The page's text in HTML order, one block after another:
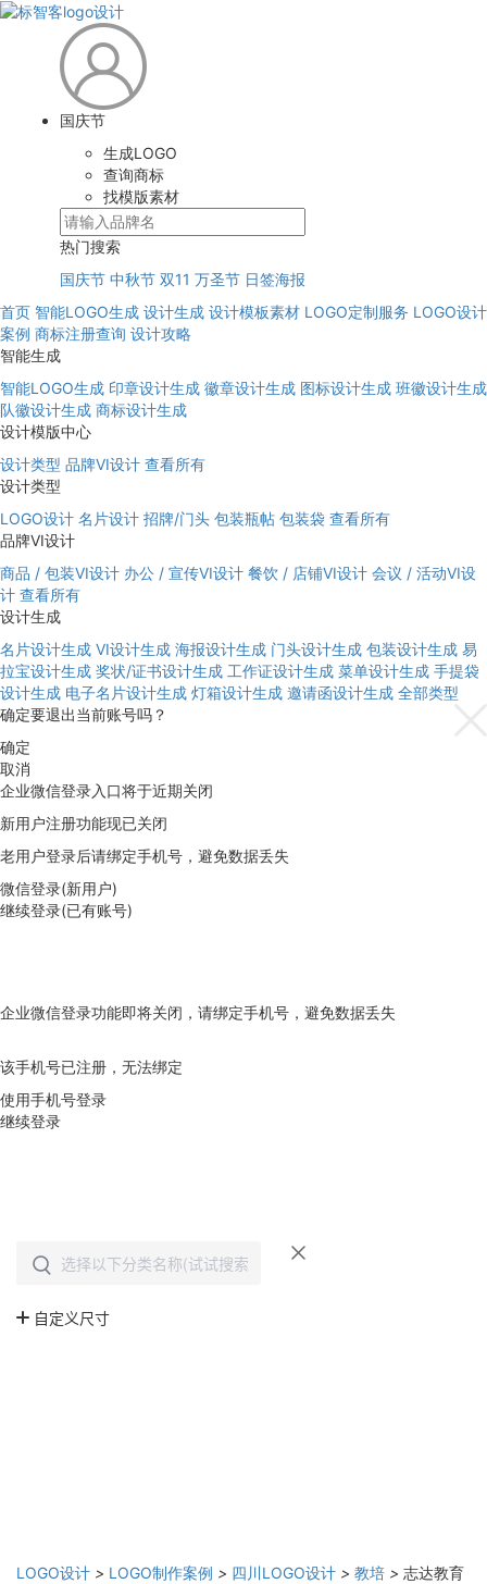
国庆节
生成LOGO
查询商标
找模版素材
热门搜索
国庆节 中秋节 双11 万圣节 日签海报
首页 智能LOGO生成 设计生成 设计模板素材 LOGO定制服务 LOGO设计
案例 商标注册查询 设计攻略
智能生成
智能LOGO生成 印章设计生成 徽章设计生成 图标设计生成 班徽设计生成
队徽设计生成 商标设计生成
设计模版中心
设计类型 品牌VI设计 查看所有
设计类型
LOGO设计 名片设计 招牌/门头 包装瓶帖 包装袋 查看所有
品牌VI设计
商品 / 包装VI设计 办公 / 宣传VI设计 餐饮 / 店铺VI设计 会议 / 活动VI设
计 查看所有
设计生成
名片设计生成 VI设计生成 海报设计生成 门头设计生成 包装设计生成 易
拉宝设计生成 奖状/证书设计生成 工作证设计生成 菜单设计生成 手提袋
设计生成 电子名片设计生成 灯箱设计生成 邀请函设计生成 全部类型
确定要退出当前账号吗？
确定
取消
企业微信登录入口将于近期关闭
新用户注册功能现已关闭
老用户登录后请绑定手机号，避免数据丢失
微信登录(新用户)
继续登录(已有账号)
企业微信登录功能即将关闭，请绑定手机号，避免数据丢失
该手机号已注册，无法绑定
使用手机号登录
继续登录
LOGO设计 > LOGO制作案例 > 四川LOGO设计 > 教培 > 志达教育